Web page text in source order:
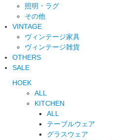
照明・ラグ
その他
VINTAGE
ヴィンテージ家具
ヴィンテージ雑貨
OTHERS
SALE
HOEK
ALL
KITCHEN
ALL
テーブルウェア
グラスウェア